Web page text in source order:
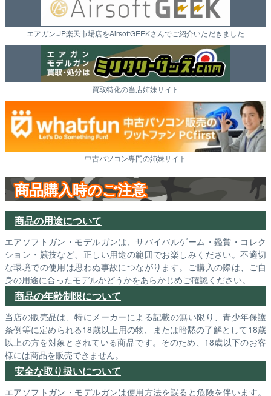
エアガン.JP楽天市場店をAirsoftGEEKさんでご紹介いただきました
買取特化の当店姉妹サイト
中古パソコン専門の姉妹サイト
商品購入時のご注意
商品の用途について
エアソフトガン・モデルガンは、サバイバルゲーム・鑑賞・コレク
ション・競技など、正しい用途の範囲でお楽しみください。不適切
な環境での使用は思わぬ事故につながります。ご購入の際は、ご自
身の用途に合ったモデルかどうかをあらかじめご確認ください。
商品の年齢制限について
当店の販売品は、特にメーカーによる記載の無い限り、青少年保護
条例等に定められる18歳以上用の物、または暗黙の了解として18歳
以上の方を対象とされている商品です。そのため、18歳以下のお客
様には商品を販売できません。
安全な取り扱いについて
エアソフトガン・モデルガンは使用方法を誤ると危険を伴います。